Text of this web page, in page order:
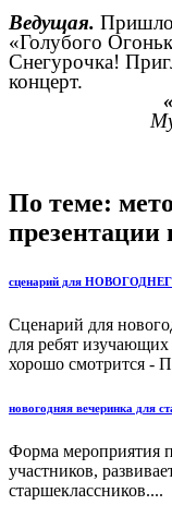
Ведущая. Пришло
«Голубого
Снегурочка!
концерт.
По теме:
сценарий для
Сценарий для
для ребят изучающих
хорошо смотрится
новогодняя вечеринка для
Форма мероприятия
участников,
старшеклассников....